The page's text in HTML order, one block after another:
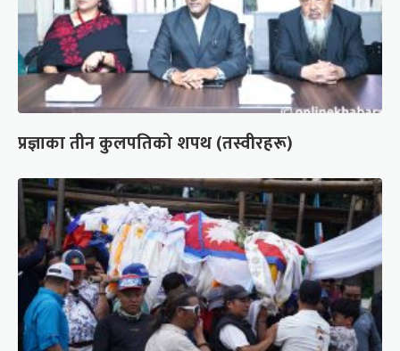
प्रज्ञाका तीन कुलपतिको शपथ (तस्वीरहरू)